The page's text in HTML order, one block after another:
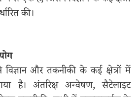
की।
विज्ञान और तकनीकी के कई क्षेत्रों में
है। अंतरिक्ष अन्वेषण, सैटेलाइट